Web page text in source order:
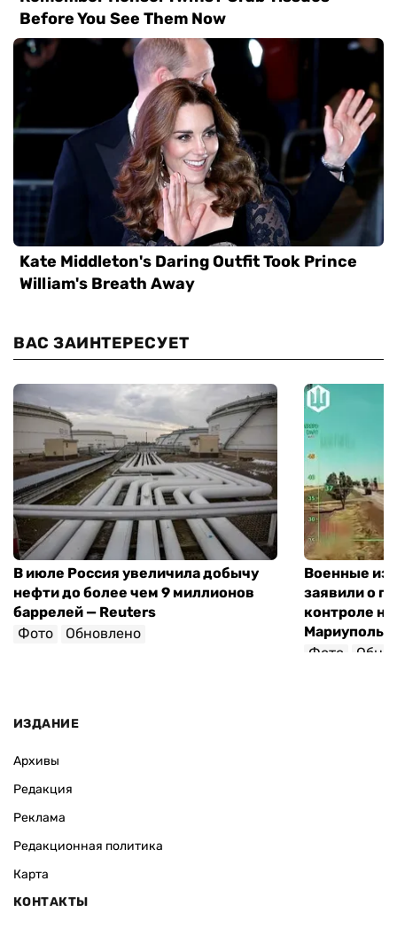
ВАС ЗАИНТЕРЕСУЕТ
В июле Россия увеличила добычу
нефти до более чем 9 миллионов
баррелей — Reuters
Фото
Обновлено
Военные из
заявили о
контроле
Мариуполь-
Фото
ИЗДАНИЕ
Архивы
Редакция
Реклама
Редакционная политика
Карта
КОНТАКТЫ